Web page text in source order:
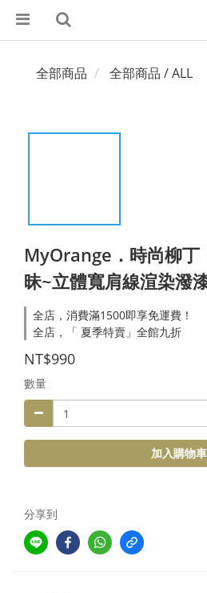
全部商品 全部商品 / ALL
MyOrange．時尚柳丁
昧~立體寬肩線渲染潑
全店，消費滿1500即享免運費！
全店，「 夏季特賣」全館九折
NT$990
數量
加入購物車
分享到